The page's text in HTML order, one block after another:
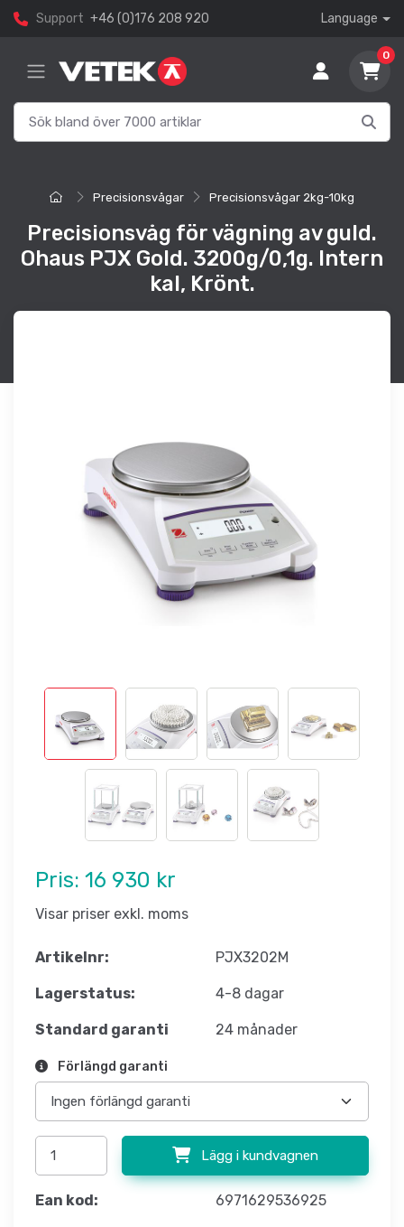
Support +46 (0)176 208 920 Language
0
Precisionsvågar Precisionsvågar 2kg-10kg
Precisionsvåg för vägning av guld.
Ohaus PJX Gold. 3200g/0,1g. Intern
kal, Krönt.
Pris: 16 930 kr
Visar priser exkl. moms
Artikelnr: PJX3202M
Lagerstatus: 4-8 dagar
Standard garanti 24 månader
Förlängd garanti
Lägg i kundvagnen
Ean kod: 6971629536925